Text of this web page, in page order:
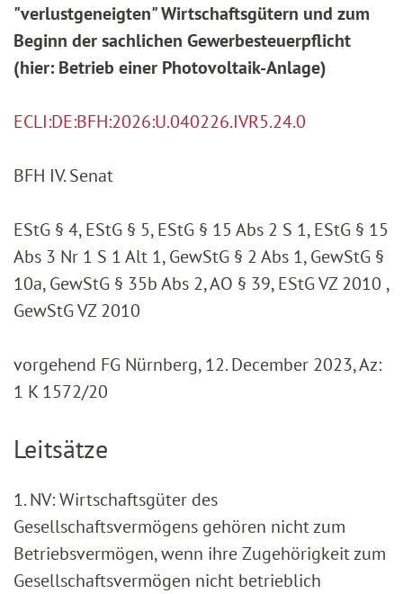
"verlustgeneigten" Wirtschaftsgütern und zum
Beginn der sachlichen Gewerbesteuerpflicht
(hier: Betrieb einer Photovoltaik-Anlage)
ECLI:DE:BFH:2026:U.040226.IVR5.24.0
BFH IV. Senat
EStG § 4, EStG § 5, EStG § 15 Abs 2 S 1, EStG § 15
Abs 3 Nr 1 S 1 Alt 1, GewStG § 2 Abs 1, GewStG §
10a, GewStG § 35b Abs 2, AO § 39, EStG VZ 2010 ,
GewStG VZ 2010
vorgehend FG Nürnberg, 12. December 2023, Az:
1 K 1572/20
Leitsätze
1. NV: Wirtschaftsgüter des
Gesellschaftsvermögens gehören nicht zum
Betriebsvermögen, wenn ihre Zugehörigkeit zum
Gesellschaftsvermögen nicht betrieblich